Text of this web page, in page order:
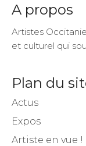
A propos
Artistes
et culturel qui
Plan du
Actus
Expos
Artiste en vue !